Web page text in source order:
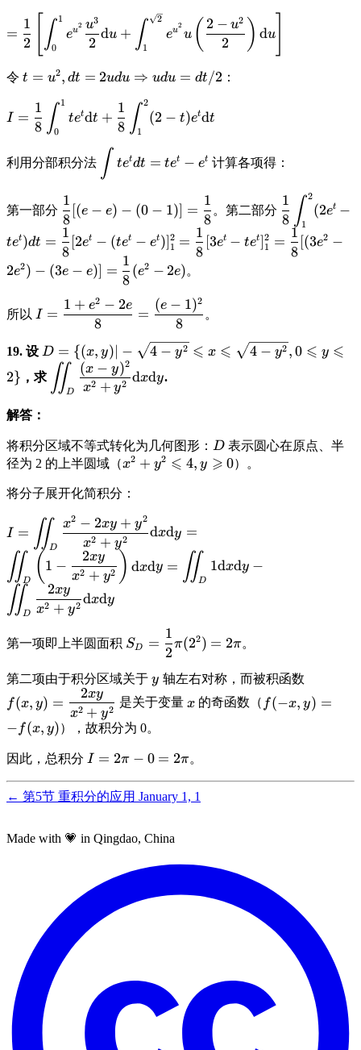
\text{d}u \int_0^u
v \text{d}v +
\int_1^{\sqrt{2}}
\int_0^{\sqrt{2-
u^2}} v \text{d}v
\Rightarrow
u=1
\displaystyle =
\frac{1}{2} \left[
\int_0^1 e^{u^2}
\frac{u^3}{2}
\text{d}u +
\int_1^{\sqrt{2}}
e^{u^2}u \left(
\frac{2-u^2}{2}
\right) \text{d}u
\right]
=
2
1 ∫0
1
eu2
2
u3
du + ∫1
2
eu2
u ( 2
2 − u2 ) du]
令 \displaystyle
= 2udu
\Rightarrow
t = u2, dt = 2udu ⇒ udu = dt/2 ：
\displaystyle
I = \frac{1}
t e^t
\frac{1}{8}
\int_1^2 (2-
\text{d}t
I =
8
1 ∫0
1
tetdt +
8
1 ∫1
2
(2 − t)etdt
利用分部积分法
\displaystyle
\int te^t dt
∫ tetdt = tet − et 计算各项得：
第一部分
\displaystyle
\frac{1}{8}
[(e-e) - (0-1)]
= \frac{1}
{8}
8
1
[(e − e) − (0 − 1)] =
8
1
。第二部分 \frac{1}{8}
\int_1^2
(2e^t - te^t)
[3e^t -
\frac{1}{8}
(e^2-2e)
8
1 ∫1
2
(2et −
tet)dt =
8
1
[2et − (tet − et )] 1
2 =
8
1
[3et − tet]1
2 =
8
1
[(3e2 −
2e2) − (3e − e)] =
8
1
(e2 − 2e)。
所以 \displaystyle
I =
2e}{8} =
\frac{(e-
1)^2}{8}
I =
8
1 + e2 − 2e
=
8
(e − 1)2
。
19. 设 \displaystyle
D = \{(x,y)
| -\sqrt{4-
\sqrt{4-
y^2}, 0
\leqslant y
\leqslant 2\}
D = {(x, y) − 4 − y2 ⩽ x ⩽ 4 − y2 ,0 ⩽ y ⩽
2} ，求
\displaystyle
\iint_D \frac{(x-y)
∬D x2 + y2
(x − y)2
dxdy.
解答：
将积分区域不等式转化为几何图形： \displaystyle
D
D 表示圆心在原点、半
径为 2 的上半圆域（\displaystyle
\leqslant 4,
y \geqslant
0
x2 + y2 ⩽ 4, y ⩾ 0）。
将分子展开化简积分：
\displaystyle I =
\iint_D \frac{x^2-
2xy+y^2}
{x^2+y^2}
\text{d}x\text{d}y
= \iint_D \left(1 -
{x^2+y^2}\right)
= \iint_D 1
\text{d}x\text{d}y
- \iint_D
\frac{2xy}
\text{d}x\text{d}y
I = ∬D x2 + y2
x2 − 2xy + y2
dxdy =
∬D ( 1 −
x2 + y2
2xy ) dxdy = ∬D
1dxdy −
∬D x2 + y2
2xy
dxdy
第一项即上半圆面积 \displaystyle
S_D =
\frac{1}{2}
\pi (2^2) =
2\pi
SD =
2
1
π(22) = 2π。
第二项由于积分区域关于 \displaystyle
y
y 轴左右对称，而被积函数
f(x,y) =
f(x, y) =
x2 + y2
2xy
是关于变量\displaystyle
x
x 的奇函数（ \displaystyle
f(-x,y) = -
f(−x, y) =
− f(x, y)），故积分为 0。
因此，总积分 \displaystyle
= 2\pi
I = 2π − 0 = 2π。
← 第5节 重积分的应用 January 1, 1
Made with 💗 in Qingdao, China